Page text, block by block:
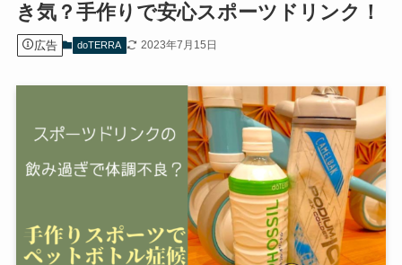
き気？手作りで安心スポーツドリンク！
広告 doTERRA 2023年7月15日